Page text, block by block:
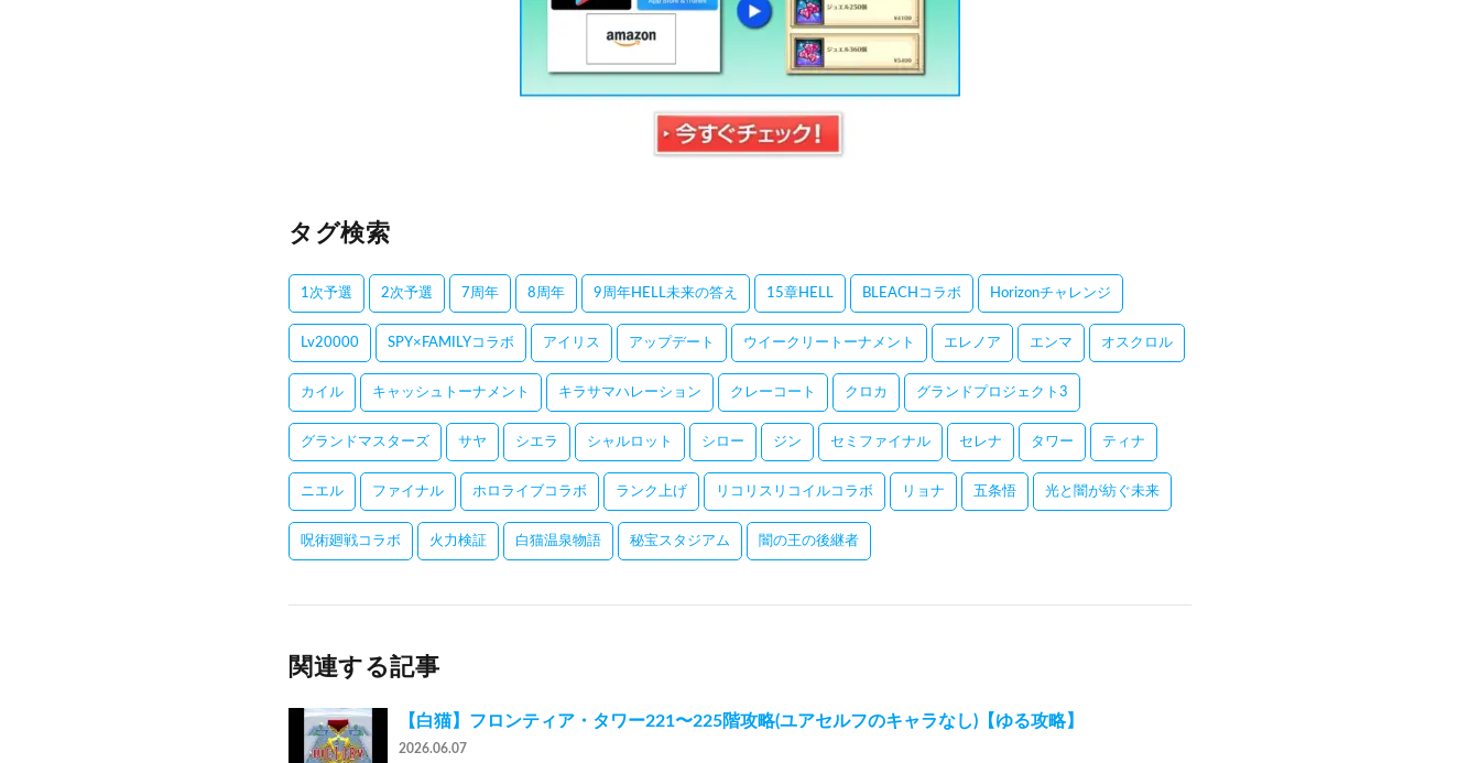
タグ検索
1次予選 2次予選 7周年 8周年 9周年HELL未来の答え 15章HELL BLEACHコラボ Horizonチャレンジ
Lv20000 SPY×FAMILYコラボ アイリス アップデート ウイークリートーナメント エレノア エンマ オスクロル
カイル キャッシュトーナメント キラサマハレーション クレーコート クロカ グランドプロジェクト3
グランドマスターズ サヤ シエラ シャルロット シロー ジン セミファイナル セレナ タワー ティナ
ニエル ファイナル ホロライブコラボ ランク上げ リコリスリコイルコラボ リョナ 五条悟 光と闇が紡ぐ未来
呪術廻戦コラボ 火力検証 白猫温泉物語 秘宝スタジアム 闇の王の後継者
関連する記事
【白猫】フロンティア・タワー221〜225階攻略(ユアセルフのキャラなし)【ゆる攻略】
2026.06.07